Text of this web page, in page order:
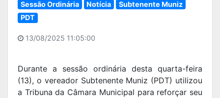
Sessão Ordinária
Notícia
Subtenente Muniz
PDT
13/08/2025 11:05:00
Durante a sessão ordinária desta quarta-feira
(13), o vereador Subtenente Muniz (PDT) utilizou
a Tribuna da Câmara Municipal para reforçar seu